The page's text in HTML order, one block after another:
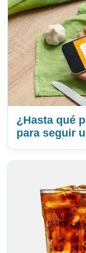
¿Hasta qué
para seguir